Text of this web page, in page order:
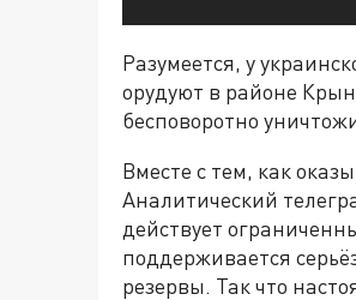
Разумеется, у
орудуют в районе
бесповоротно
Вместе с тем, как
Аналитический
действует
поддерживается
резервы. Так что